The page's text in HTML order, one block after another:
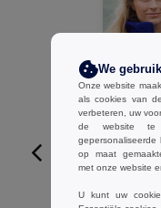
We
Onze website
als cookies van
verbeteren, uw
de website
gepersonaliseerde
op maat
met onze website
U kunt uw